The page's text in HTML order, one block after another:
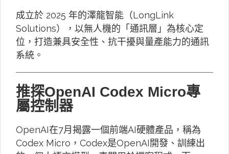
成立於 2025 年的澤龍智能（LongLink
Solutions），以無人機的「通訊層」為核心定
位，打造兼具安全性、抗干擾與量產能力的通訊
系統。
推探OpenAI Codex Micro專
屬控制器
OpenAI在7月揭露一個前端AI硬體產品，稱為
Codex Micro，Codex是OpenAI開發、訓練出